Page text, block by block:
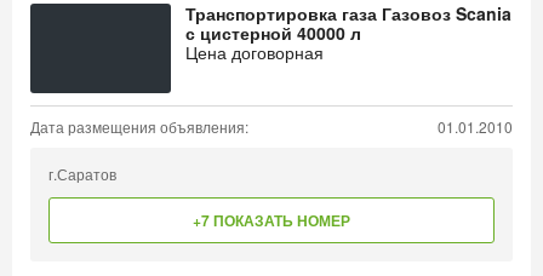
Транспортировка газа Газовоз Scania
с цистерной 40000 л
Цена договорная
Дата размещения объявления: 01.01.2010
г.Саратов
+7 ПОКАЗАТЬ НОМЕР